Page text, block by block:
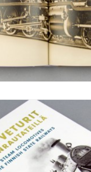
Grafiikka/Graphics